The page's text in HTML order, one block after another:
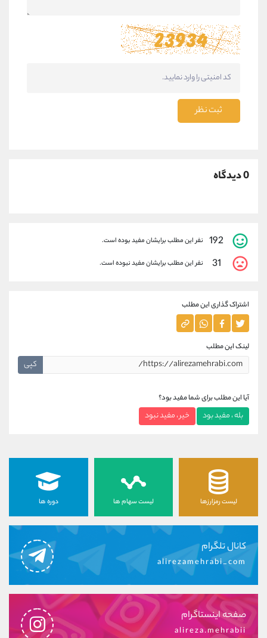
ثبت نظر
0 دیدگاه
192 نفر این مطلب برایشان مفید بوده است.
31 نفر این مطلب برایشان مفید نبوده است.
اشتراک گذاری این مطلب
لینک این مطلب
کپی
آیا این مطلب برای شما مفید بود؟
بله ، مفید بود خیر ، مفید نبود
لیست رمزارزها لیست سهام ها دوره ها
کانال تلگرام
alirezamehrabi_com
صفحه اینستاگرام
alireza.mehrabii